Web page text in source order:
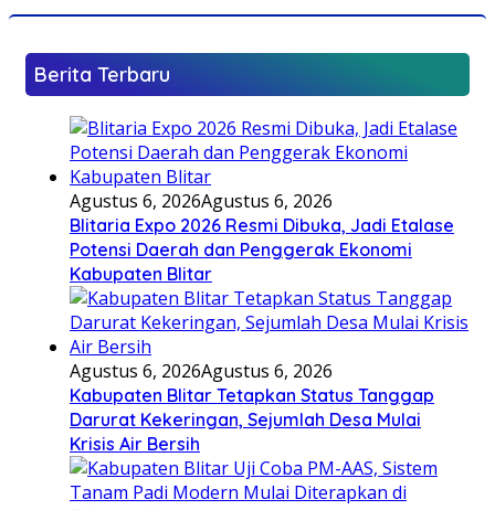
Berita Terbaru
Agustus 6, 2026Agustus 6, 2026
Blitaria Expo 2026 Resmi Dibuka, Jadi Etalase
Potensi Daerah dan Penggerak Ekonomi
Kabupaten Blitar
Agustus 6, 2026Agustus 6, 2026
Kabupaten Blitar Tetapkan Status Tanggap
Darurat Kekeringan, Sejumlah Desa Mulai
Krisis Air Bersih